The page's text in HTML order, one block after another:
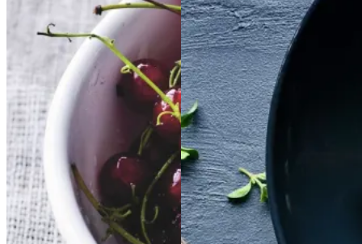
Rysteribs Rysteribs
Gem opskrift
SatjaSatja de
pollopollo